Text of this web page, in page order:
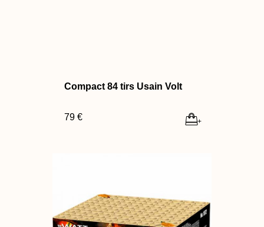
Compact 84 tirs Usain Volt
79 € +